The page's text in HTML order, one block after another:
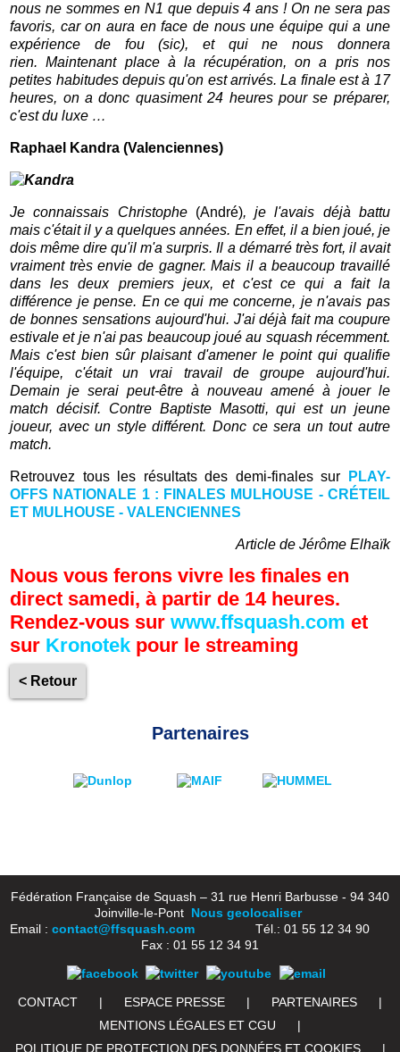
nous ne sommes en N1 que depuis 4 ans ! On ne sera pas
favoris, car on aura en face de nous une équipe qui a une
expérience de fou (sic), et qui ne nous donnera
rien.Maintenant place à la récupération, on a pris nos
petites habitudes depuis qu'on est arrivés. La finale est à 17
heures, on a donc quasiment 24 heures pour se préparer,
c'est du luxe …
Raphael Kandra (Valenciennes)
Je connaissais Christophe (André), je l'avais déjà battu
mais c'était il y a quelques années. En effet, il a bien joué, je
dois même dire qu'il m'a surpris. Il a démarré très fort, il avait
vraiment très envie de gagner. Mais il a beaucoup travaillé
dans les deux premiers jeux, et c'est ce qui a fait la
différence je pense. En ce qui me concerne, je n'avais pas
de bonnes sensations aujourd'hui. J'ai déjà fait ma coupure
estivale et je n'ai pas beaucoup joué au squash récemment.
Mais c'est bien sûr plaisant d'amener le point qui qualifie
l'équipe, c'était un vrai travail de groupe aujourd'hui.
Demain je serai peut-être à nouveau amené à jouer le
match décisif. Contre Baptiste Masotti, qui est un jeune
joueur, avec un style différent. Donc ce sera un tout autre
match.
Retrouvez tous les résultats des demi-finales sur
PLAY-
OFFS NATIONALE 1 : FINALES MULHOUSE - CRÉTEIL
ET MULHOUSE - VALENCIENNES
Article de Jérôme Elhaïk
Nous vous ferons vivre les finales en
direct samedi, à partir de 14 heures.
Rendez-vous surwww.ffsquash.com et
sur Kronotek pour le streaming
< Retour
Partenaires
Fédération Française de Squash – 31 rue Henri Barbusse - 94 340
Joinville-le-Pont Nous geolocaliser
Email : contact@ffsquash.comTél.: 01 55 12 34 90
Fax : 01 55 12 34 91
CONTACT | ESPACE PRESSE | PARTENAIRES
|
MENTIONS LÉGALES ET CGU
|
POLITIQUE DE PROTECTION DES DONNÉES ET COOKIES
|